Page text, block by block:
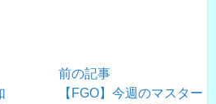
前の記事
【FGO】今週のマスター